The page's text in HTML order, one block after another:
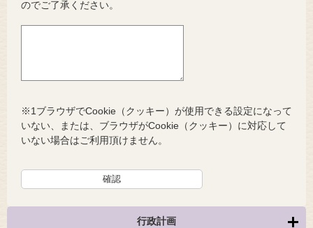
のでご了承ください。
※1ブラウザでCookie（クッキー）が使用できる設定になって
いない、または、ブラウザがCookie（クッキー）に対応して
いない場合はご利用頂けません。
行政計画